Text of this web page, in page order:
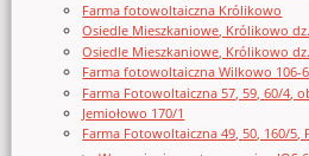
Farma fotowoltaiczna Królikowo
Osiedle Mieszkaniowe, Królikowo
Osiedle Mieszkaniowe, Królikowo
Farma fotowoltaiczna Wilkowo 106-
Farma Fotowoltaiczna 57, 59, 60/4,
Jemiołowo 170/1
Farma Fotowoltaiczna 49, 50, 160/5,